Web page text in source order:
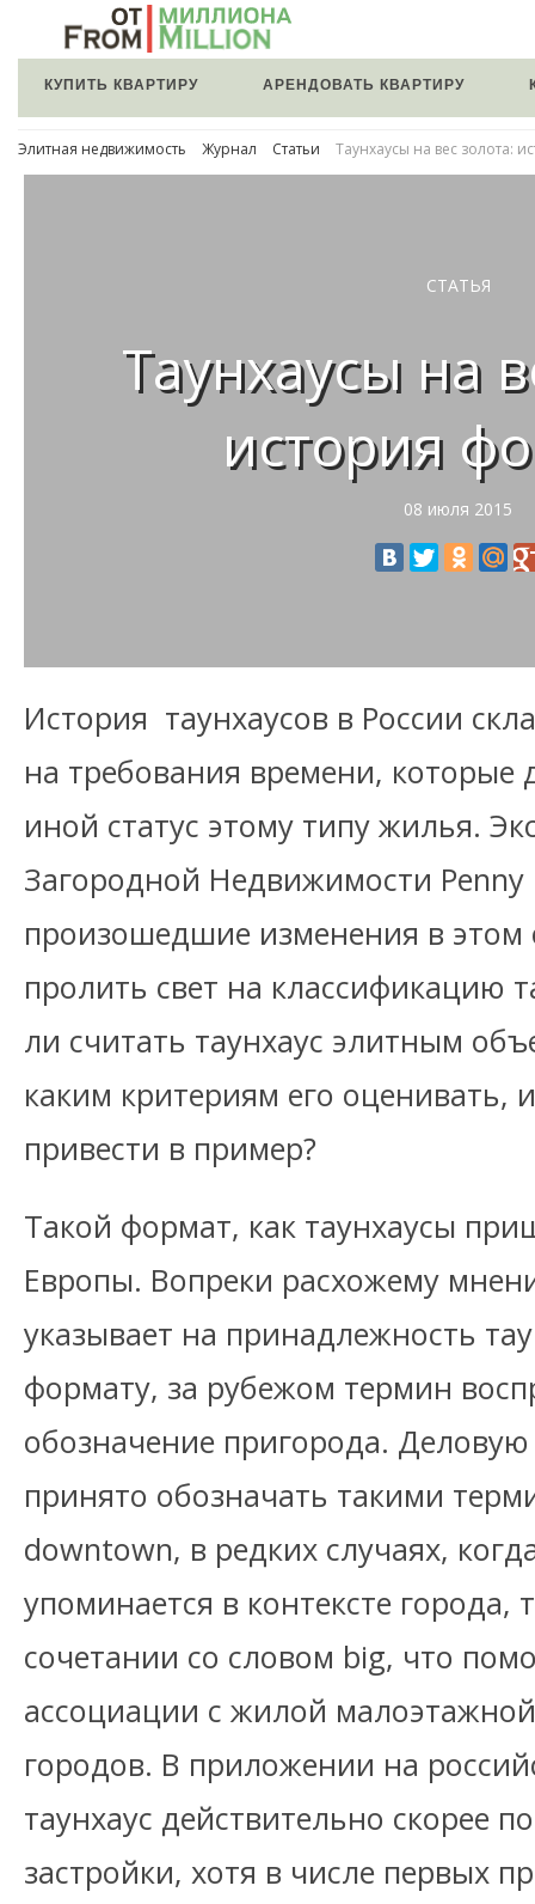
КУПИТЬ КВАРТИРУ АРЕНДОВАТЬ КВАРТИРУ
Элитная недвижимость Журнал Статьи Таунхаусы на вес золота:
СТАТЬЯ
Таунхаусы на
история
08 июля 2015
История таунхаусов в России
на требования времени, которые
иной статус этому типу жилья.
Загородной Недвижимости Penny
произошедшие изменения в этом
пролить свет на классификацию
ли считать таунхаус элитным
каким критериям его оценивать,
привести в пример?
Такой формат, как таунхаусы
Европы. Вопреки расхожему
указывает на принадлежность
формату, за рубежом термин
обозначение пригорода.
принято обозначать такими
downtown, в редких случаях,
упоминается в контексте города,
сочетании со словом big, что
ассоциации с жилой
городов. В приложении на
таунхаус действительно скорее
застройки, хотя в числе первых